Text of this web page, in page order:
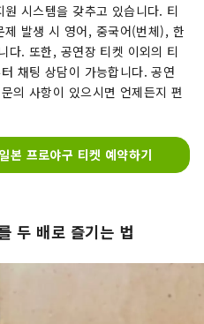
시스템을 갖추고 있습니다. 티
발생 시 영어, 중국어(번체), 한
다. 또한, 공연장 티켓 이외의 티
채팅 상담이 가능합니다. 공연
의 사항이 있으시면 언제든지 편
프로야구 티켓 예약하기
두 배로 즐기는 법